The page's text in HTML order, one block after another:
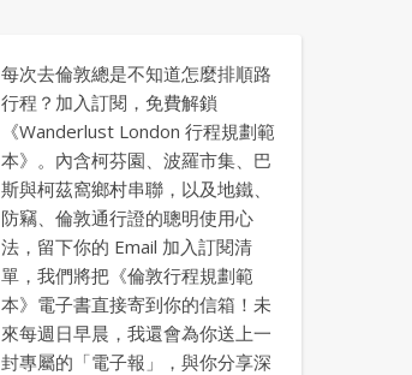
每次去倫敦總是不知道怎麼排順路
行程？加入訂閱，免費解鎖
《Wanderlust London 行程規劃範
本》。內含柯芬園、波羅市集、巴
斯與柯茲窩鄉村串聯，以及地鐵、
防竊、倫敦通行證的聰明使用心
法，留下你的 Email 加入訂閱清
單，我們將把《倫敦行程規劃範
本》電子書直接寄到你的信箱！未
來每週日早晨，我還會為你送上一
封專屬的「電子報」，與你分享深